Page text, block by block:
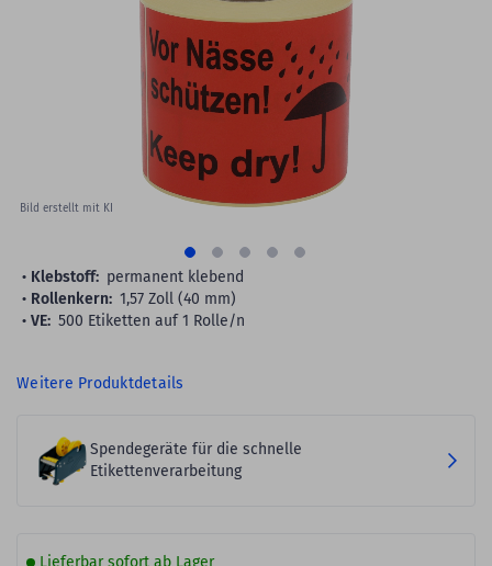
Bild erstellt mit KI
Klebstoff: permanent klebend
Rollenkern: 1,57 Zoll (40 mm)
VE: 500 Etiketten auf 1 Rolle/n
Weitere Produktdetails
Spendegeräte für die schnelle
Etikettenverarbeitung
Lieferbar sofort ab Lager